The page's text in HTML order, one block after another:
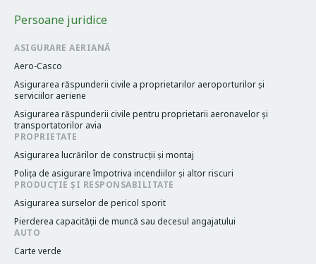
Persoane juridice
ASIGURARE AERIANĂ
Aero-Casco
Asigurarea răspunderii civile a proprietarilor aeroporturilor și
serviciilor aeriene
Asigurarea răspunderii civile pentru proprietarii aeronavelor și
transportatorilor avia
PROPRIETATE
Asigurarea lucrărilor de construcții și montaj
Poliţa de asigurare împotriva incendiilor și altor riscuri
PRODUCȚIE ȘI RESPONSABILITATE
Asigurarea surselor de pericol sporit
Pierderea capacităţii de muncă sau decesul angajatului
AUTO
Carte verde